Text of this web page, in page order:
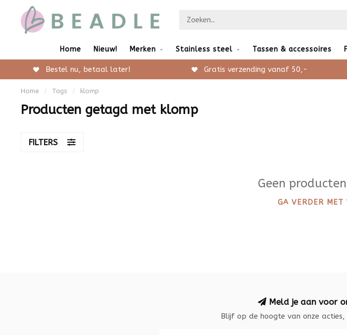
Home Nieuw! Merken Stainless steel Tassen & accessoires
Bestel nu, betaal later! Gratis verzending vanaf 50,-
Home / Tags / klomp
Producten getagd met klomp
FILTERS
Geen
GA VERDER MET
Meld je aan voor
Blijf op de hoogte van onze acties,